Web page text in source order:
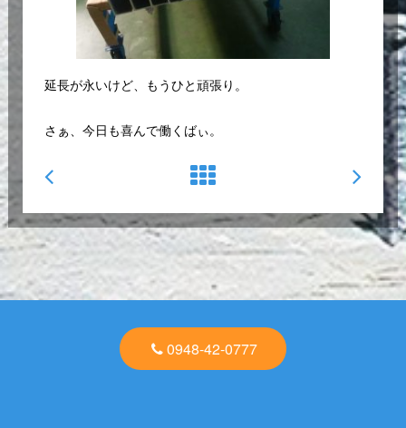
延長が永いけど、もうひと頑張り。
さぁ、今日も喜んで働くばぃ。
0948-42-0777